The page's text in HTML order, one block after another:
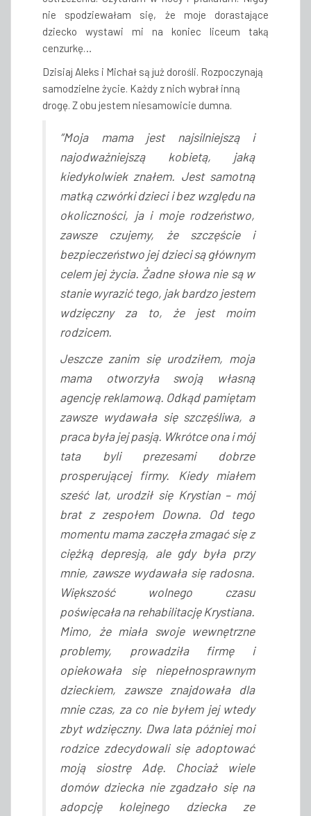
nie spodziewałam się, że moje dorastające
dziecko wystawi mi na koniec liceum taką
cenzurkę…
Dzisiaj Aleks i Michał są już dorośli. Rozpoczynają
samodzielne życie. Każdy z nich wybrał inną
drogę. Z obu jestem niesamowicie dumna.
“Moja mama jest najsilniejszą i
najodważniejszą kobietą, jaką
kiedykolwiek znałem. Jest samotną
matką czwórki dzieci i bez względu na
okoliczności, ja i moje rodzeństwo,
zawsze czujemy, że szczęście i
bezpieczeństwo jej dzieci są głównym
celem jej życia. Żadne słowa nie są w
stanie wyrazić tego, jak bardzo jestem
wdzięczny za to, że jest moim
rodzicem.
Jeszcze zanim się urodziłem, moja
mama otworzyła swoją własną
agencję reklamową. Odkąd pamiętam
zawsze wydawała się szczęśliwa, a
praca była jej pasją. Wkrótce ona i mój
tata byli prezesami dobrze
prosperującej firmy. Kiedy miałem
sześć lat, urodził się Krystian – mój
brat z zespołem Downa. Od tego
momentu mama zaczęła zmagać się z
ciężką depresją, ale gdy była przy
mnie, zawsze wydawała się radosna.
Większość wolnego czasu
poświęcała na rehabilitację Krystiana.
Mimo, że miała swoje wewnętrzne
problemy, prowadziła firmę i
opiekowała się niepełnosprawnym
dzieckiem, zawsze znajdowała dla
mnie czas, za co nie byłem jej wtedy
zbyt wdzięczny. Dwa lata później moi
rodzice zdecydowali się adoptować
moją siostrę Adę. Chociaż wiele
domów dziecka nie zgadzało się na
adopcję kolejnego dziecka ze